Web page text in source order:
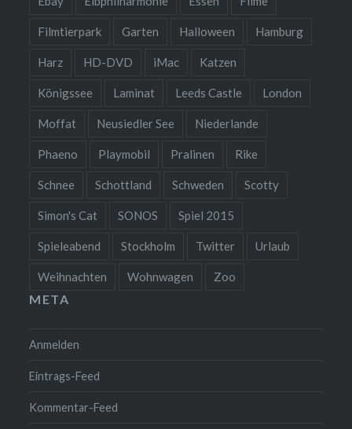
Filmtierpark Garten Halloween Hamburg
Harz HD-DVD iMac Katzen
Königssee Laminat Leeds Castle London
Moffat Neusiedler See Niederlande
Phaeno Playmobil Pralinen Rike
Schnee Schottland Schweden Scotty
Simon's Cat SONOS Spiel 2015
Spieleabend Stockholm Twitter Urlaub
Weihnachten Wohnwagen Zoo
META
Anmelden
Eintrags-Feed
Kommentar-Feed